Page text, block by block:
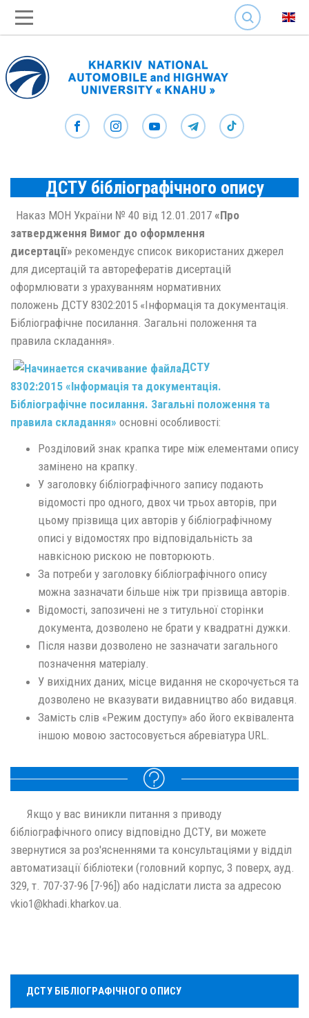
SEARCH
ДСТУ бібліографічного опису
Наказ МОН України № 40 від 12.01.2017 «Про
затвердження Вимог до оформлення
дисертації» рекомендує список використаних джерел
для дисертацій та авторефератів дисертацій
оформлювати з урахуванням нормативних
положень ДСТУ 8302:2015 «Інформація та документація.
Бібліографічне посилання. Загальні положення та
правила складання».
ДСТУ
8302:2015 «Інформація та документація.
Бібліографічне посилання. Загальні положення та
правила складання» основні особливості:
Розділовий знак крапка тире між елементами опису
замінено на крапку.
У заголовку бібліографічного запису подають
відомості про одного, двох чи трьох авторів, при
цьому прізвища цих авторів у бібліографічному
описі у відомостях про відповідальність за
навкісною рискою не повторюють.
За потреби у заголовку бібліографічного опису
можна зазначати більше ніж три прізвища авторів.
Відомості, запозичені не з титульної сторінки
документа, дозволено не брати у квадратні дужки.
Після назви дозволено не зазначати загального
позначення матеріалу.
У вихідних даних, місце видання не скорочується та
дозволено не вказувати видавництво або видавця.
Замість слів «Режим доступу» або його еквівалента
іншою мовою застосовується абревіатура URL.
Якщо у вас виникли питання з приводу
бібліографічного опису відповідно ДСТУ, ви можете
звернутися за роз'ясненнями та консультаціями у відділ
автоматизації бібліотеки (головний корпус, 3 поверх, ауд.
329, т. 707-37-96 [7-96]) або надіслати листа за адресою
vkio1@khadi.kharkov.ua.
ДСТУ БІБЛІОГРАФІЧНОГО ОПИСУ